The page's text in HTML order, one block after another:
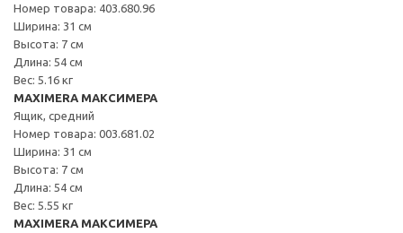
Номер товара: 403.680.96
Ширина: 31 см
Высота: 7 см
Длина: 54 см
Вес: 5.16 кг
MAXIMERA МАКСИМЕРА
Ящик, средний
Номер товара: 003.681.02
Ширина: 31 см
Высота: 7 см
Длина: 54 см
Вес: 5.55 кг
MAXIMERA МАКСИМЕРА